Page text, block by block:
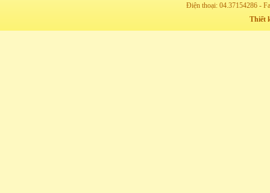
Điện thoại: 04.37154286 -
Thiết